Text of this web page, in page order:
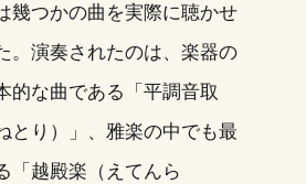
幾つかの曲を実際に聴かせ
。演奏されたのは、楽器の
的な曲である「平調音取
とり）」、雅楽の中でも最
「越殿楽（えてんら